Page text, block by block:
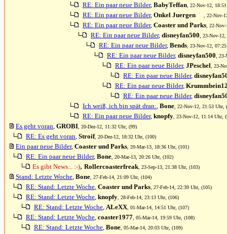
RE: Ein paar neue Bilder, BabyTeffan , 22-Nov-12,
RE: Ein paar neue Bilder, Onkel Juergen , 22-Nov-
RE: Ein paar neue Bilder, Coaster und Parks , 22-
RE: Ein paar neue Bilder, disneyfan500 , 23-Nov-
RE: Ein paar neue Bilder, Bends , 23-Nov-12,
RE: Ein paar neue Bilder, disneyfan500 ,
RE: Ein paar neue Bilder, JPeschel , 23-
RE: Ein paar neue Bilder,
RE: Ein paar neue Bilder,
RE: Ein paar neue Bilder,
Ich weiß, ich bin spät dran:, Bone , 22-Nov-12, 21:53 Uhr,
RE: Ein paar neue Bilder, knopfy , 23-Nov-12, 11:14 Uhr,
Es geht voran, GROBI , 20-Dez-12, 11:32 Uhr, (99)
RE: Es geht voran, Stroif, 20-Dez-12, 18:32 Uhr, (100)
Ein paar neue Bilder, Coaster und Parks , 20-Mar-13, 18:36 Uhr, (101)
RE: Ein paar neue Bilder, Bone , 20-Mar-13, 20:26 Uhr, (102)
Es gibt News... :-), Rollercoasterfreak , 23-Sep-13, 21:38 Uhr, (103)
Stand: Letzte Woche, Bone , 27-Feb-14, 21:09 Uhr, (104)
RE: Stand: Letzte Woche, Coaster und Parks , 27-Feb-14, 22:39 Uhr, (105)
RE: Stand: Letzte Woche, knopfy , 28-Feb-14, 23:13 Uhr, (106)
RE: Stand: Letzte Woche, ALeXX , 01-Mar-14, 14:51 Uhr, (107)
RE: Stand: Letzte Woche, coaster1977 , 05-Mar-14, 19:59 Uhr, (108)
RE: Stand: Letzte Woche, Bone , 05-Mar-14, 20:03 Uhr, (109)